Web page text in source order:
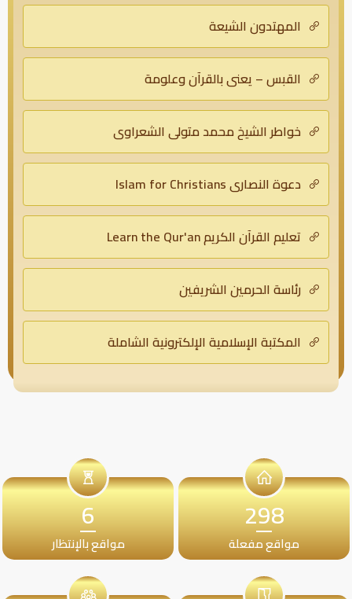
المهتدون الشيعة
القبس – يعني بالقرآن وعلومة
خواطر الشيخ محمد متولى الشعراوي
دعوة النصارى Islam for Christians
تعليم القرآن الكريم Learn the Qur'an
رئاسة الحرمين الشريفين
المكتبة الإسلامية الإلكترونية الشاملة
298
مواقع مفعلة
6
مواقع بالإنتظار